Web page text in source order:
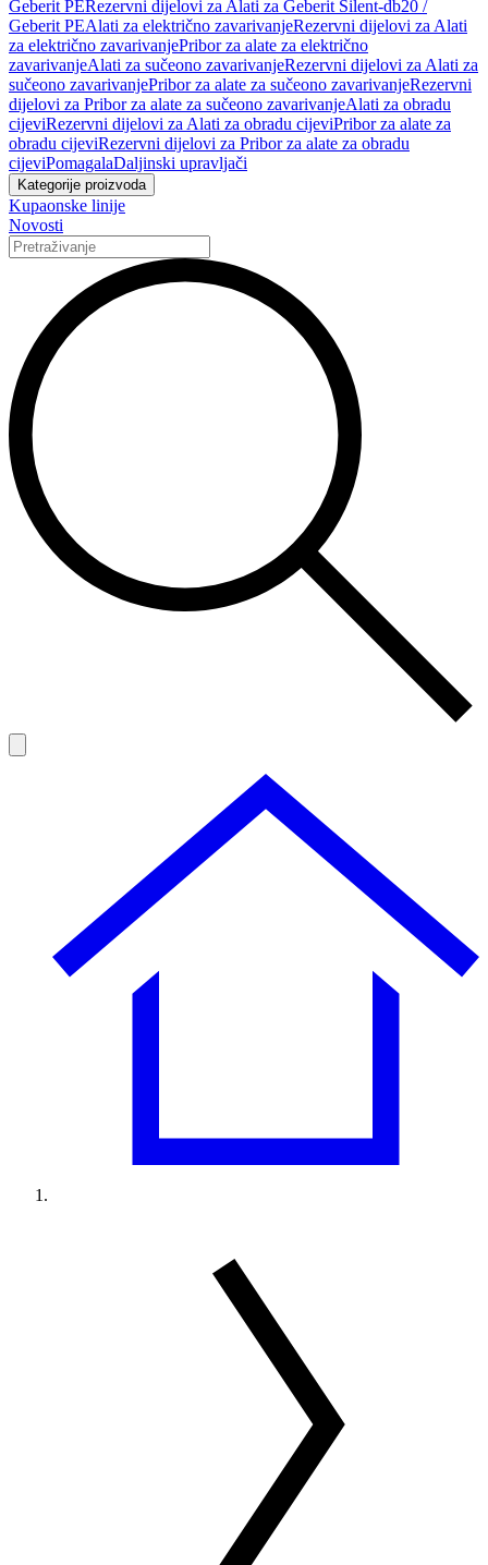
Geberit PERezervni dijelovi za Alati za Geberit Silent-db20 /
Geberit PEAlati za električno zavarivanjeRezervni dijelovi za Alati
za električno zavarivanjePribor za alate za električno
zavarivanjeAlati za sučeono zavarivanjeRezervni dijelovi za Alati za
sučeono zavarivanjePribor za alate za sučeono zavarivanjeRezervni
dijelovi za Pribor za alate za sučeono zavarivanjeAlati za obradu
cijeviRezervni dijelovi za Alati za obradu cijeviPribor za alate za
obradu cijeviRezervni dijelovi za Pribor za alate za obradu
cijeviPomagalaDaljinski upravljači
Kategorije proizvoda
Kupaonske linije
Novosti